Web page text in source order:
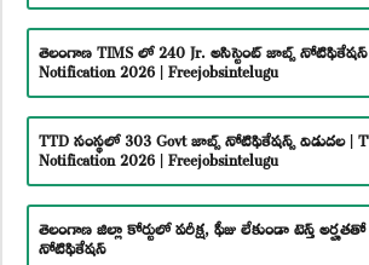
తెలంగాణ TIMS లో 240 Jr. అసిస్టెంట్ జాబ్స్ నోటిఫికేషన్
Notification 2026 | Freejobsintelugu
TTD సంస్థలో 303 Govt జాబ్స్ నోటిఫికేషన్స్ విడుదల |
Notification 2026 | Freejobsintelugu
తెలంగాణ జిల్లా కోర్టులో పరీక్ష, ఫీజు లేకుండా టెన్త్
నోటిఫికేషన్